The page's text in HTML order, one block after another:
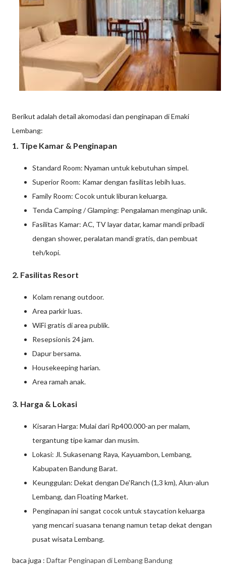
Berikut adalah detail akomodasi dan penginapan di Emaki
Lembang:
1. Tipe Kamar & Penginapan
Standard Room: Nyaman untuk kebutuhan simpel.
Superior Room: Kamar dengan fasilitas lebih luas.
Family Room: Cocok untuk liburan keluarga.
Tenda Camping / Glamping: Pengalaman menginap unik.
Fasilitas Kamar: AC, TV layar datar, kamar mandi pribadi
dengan shower, peralatan mandi gratis, dan pembuat
teh/kopi.
2. Fasilitas Resort
Kolam renang outdoor.
Area parkir luas.
WiFi gratis di area publik.
Resepsionis 24 jam.
Dapur bersama.
Housekeeping harian.
Area ramah anak.
3. Harga & Lokasi
Kisaran Harga: Mulai dari Rp400.000-an per malam,
tergantung tipe kamar dan musim.
Lokasi: Jl. Sukasenang Raya, Kayuambon, Lembang,
Kabupaten Bandung Barat.
Keunggulan: Dekat dengan De'Ranch (1,3 km), Alun-alun
Lembang, dan Floating Market.
Penginapan ini sangat cocok untuk staycation keluarga
yang mencari suasana tenang namun tetap dekat dengan
pusat wisata Lembang.
baca juga : Daftar Penginapan di Lembang Bandung